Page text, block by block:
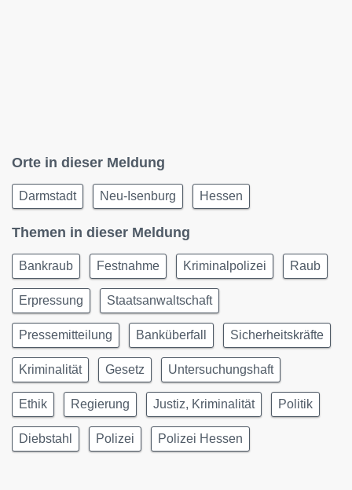
Orte in dieser Meldung
Darmstadt Neu-Isenburg Hessen
Themen in dieser Meldung
Bankraub Festnahme Kriminalpolizei Raub
Erpressung Staatsanwaltschaft
Pressemitteilung Banküberfall Sicherheitskräfte
Kriminalität Gesetz Untersuchungshaft
Ethik Regierung Justiz, Kriminalität Politik
Diebstahl Polizei Polizei Hessen